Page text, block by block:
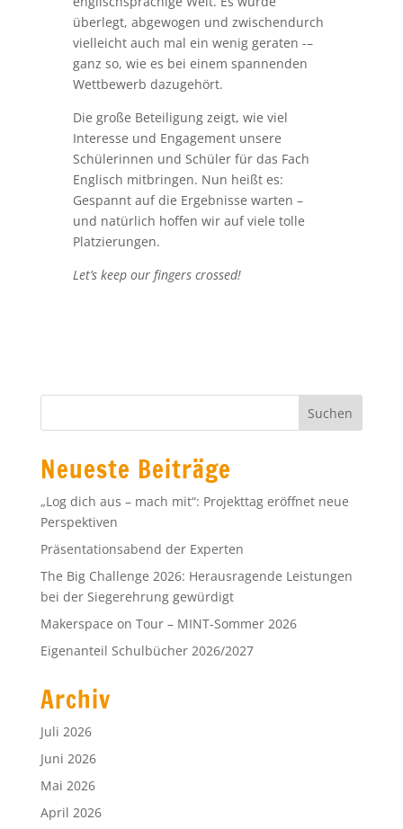
überlegt, abgewogen und zwischendurch
vielleicht auch mal ein wenig geraten -–
ganz so, wie es bei einem spannenden
Wettbewerb dazugehört.
Die große Beteiligung zeigt, wie viel
Interesse und Engagement unsere
Schülerinnen und Schüler für das Fach
Englisch mitbringen. Nun heißt es:
Gespannt auf die Ergebnisse warten –
und natürlich hoffen wir auf viele tolle
Platzierungen.
Let’s keep our fingers crossed!
Neueste Beiträge
„Log dich aus – mach mit“: Projekttag eröffnet neue
Perspektiven
Präsentationsabend der Experten
The Big Challenge 2026: Herausragende Leistungen
bei der Siegerehrung gewürdigt
Makerspace on Tour – MINT-Sommer 2026
Eigenanteil Schulbücher 2026/2027
Archiv
Juli 2026
Juni 2026
Mai 2026
April 2026